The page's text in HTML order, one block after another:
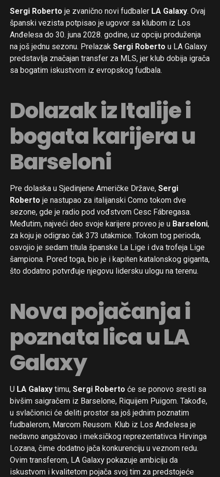
Sergi Roberto je zvanično novi fudbaler LA Galaxy. Ovaj
španski vezista potpisao je ugovor sa klubom iz Los
Anđelesa do 30. juna 2028. godine, uz opciju produženja
na još jednu sezonu. Prelazak Sergi Roberto u LA Galaxy
predstavlja značajan transfer za MLS, jer klub dobija igrača
sa bogatim iskustvom iz evropskog fudbala.
Dolazak iz Italije i
bogata karijera u
Barseloni
Pre dolaska u Sjedinjene Američke Države, Sergi
Roberto je nastupao za italijanski Como tokom dve
sezone, gde je radio pod vođstvom Cesc Fábregasa.
Međutim, najveći deo svoje karijere proveo je u Barseloni,
za koju je odigrao čak 373 utakmice. Tokom tog perioda,
osvojio je sedam titula španske La Lige i dva trofeja Lige
šampiona. Pored toga, bio je i kapiten katalonskog giganta,
što dodatno potvrđuje njegovu lidersku ulogu na terenu.
Nova pojačanja i
poznata lica u LA
Galaxy
U LA Galaxy timu, Sergi Roberto će se ponovo sresti sa
bivšim saigračem iz Barselone, Riquijem Puigom. Takođe,
u svlačionici će deliti prostor sa još jednim poznatim
fudbalerom, Marcom Reusom. Klub iz Los Anđelesa je
nedavno angažovao i meksičkog reprezentativca Hirvinga
Lozana, čime dodatno jača konkurenciju u veznom redu.
Ovim transferom, LA Galaxy pokazuje ambiciju da
iskustvom i kvalitetom pojača svoj tim za predstojeće